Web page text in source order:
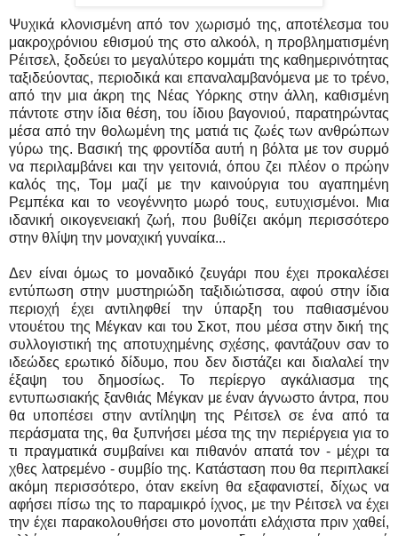
Ψυχικά κλονισμένη από τον χωρισμό της, αποτέλεσμα του
μακροχρόνιου εθισμού της στο αλκοόλ, η προβληματισμένη
Ρέιτσελ, ξοδεύει το μεγαλύτερο κομμάτι της καθημερινότητας
ταξιδεύοντας, περιοδικά και επαναλαμβανόμενα με το τρένο,
από την μια άκρη της Νέας Υόρκης στην άλλη, καθισμένη
πάντοτε στην ίδια θέση, του ίδιου βαγονιού, παρατηρώντας
μέσα από την θολωμένη της ματιά τις ζωές των ανθρώπων
γύρω της. Βασική της φροντίδα αυτή η βόλτα με τον συρμό
να περιλαμβάνει και την γειτονιά, όπου ζει πλέον ο πρώην
καλός της, Τομ μαζί με την καινούργια του αγαπημένη
Ρεμπέκα και το νεογέννητο μωρό τους, ευτυχισμένοι. Μια
ιδανική οικογενειακή ζωή, που βυθίζει ακόμη περισσότερο
στην θλίψη την μοναχική γυναίκα...
Δεν είναι όμως το μοναδικό ζευγάρι που έχει προκαλέσει
εντύπωση στην μυστηριώδη ταξιδιώτισσα, αφού στην ίδια
περιοχή έχει αντιληφθεί την ύπαρξη του παθιασμένου
ντουέτου της Μέγκαν και του Σκοτ, που μέσα στην δική της
συλλογιστική της αποτυχημένης σχέσης, φαντάζουν σαν το
ιδεώδες ερωτικό δίδυμο, που δεν διστάζει και διαλαλεί την
έξαψη του δημοσίως. Το περίεργο αγκάλιασμα της
εντυπωσιακής ξανθιάς Μέγκαν με έναν άγνωστο άντρα, που
θα υποπέσει στην αντίληψη της Ρέιτσελ σε ένα από τα
περάσματα της, θα ξυπνήσει μέσα της την περιέργεια για το
τι πραγματικά συμβαίνει και πιθανόν απατά τον - μέχρι τα
χθες λατρεμένο - συμβίο της. Κατάσταση που θα περιπλακεί
ακόμη περισσότερο, όταν εκείνη θα εξαφανιστεί, δίχως να
αφήσει πίσω της το παραμικρό ίχνος, με την Ρέιτσελ να έχει
την έχει παρακολουθήσει στο μονοπάτι ελάχιστα πριν χαθεί,